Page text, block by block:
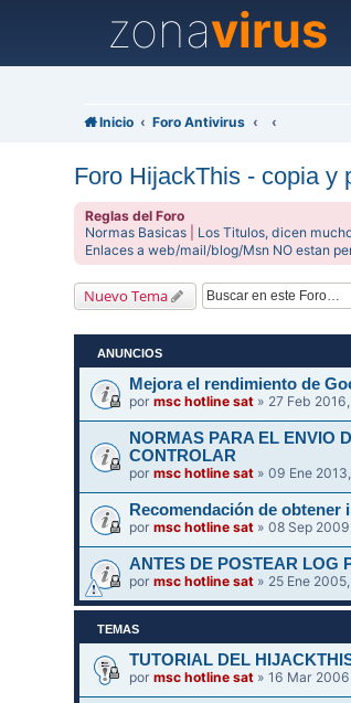
zonavirus
Inicio Foro Antivirus
Foro HijackThis - copia y
Reglas del Foro
Normas Basicas
Los Titulos, dicen
Enlaces a web/mail/blog/Msn NO estan
Nuevo Tema
ANUNCIOS
Mejora el rendimiento de
pormsc hotline sat » 27 Feb
NORMAS PARA EL ENVIO
CONTROLAR
pormsc hotline sat » 09 Ene
Recomendación de obtener
pormsc hotline sat » 08 Sep
ANTES DE POSTEAR LOG
pormsc hotline sat » 25 Ene
TEMAS
TUTORIAL DEL
pormsc hotline sat » 16 Mar